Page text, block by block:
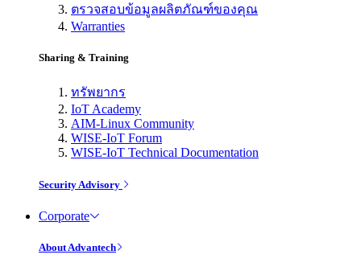
ตรวจสอบข้อมูลผลิตภัณฑ์ของคุณ
Warranties
Sharing & Training
ทรัพยากร
IoT Academy
AIM-Linux Community
WISE-IoT Forum
WISE-IoT Technical Documentation
Security Advisory
Corporate
About Advantech